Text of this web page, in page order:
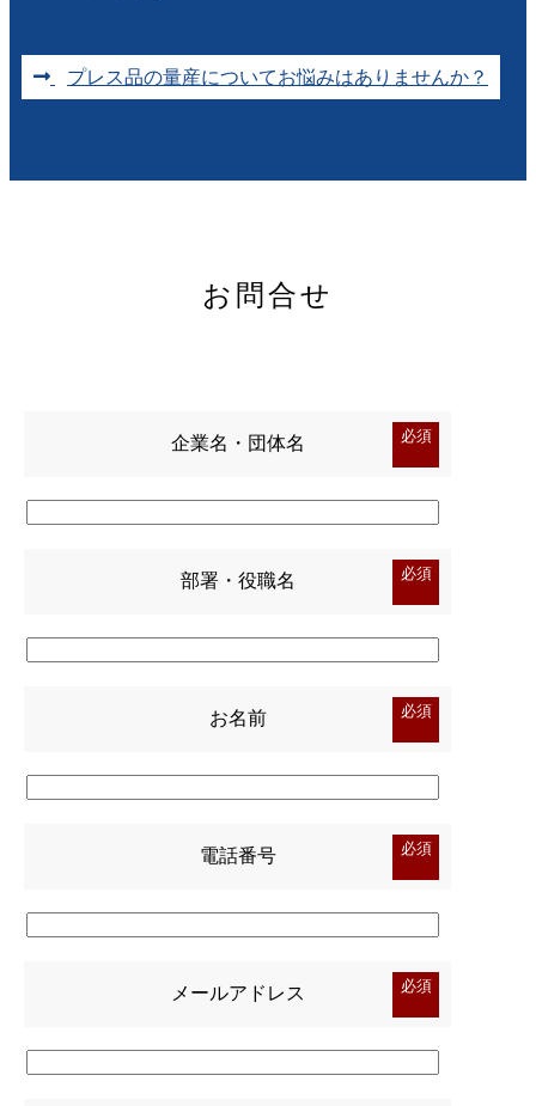
プレス品の量産についてお悩みはありませんか？
お問合せ
企業名・団体名 必須
部署・役職名 必須
お名前 必須
電話番号 必須
メールアドレス 必須